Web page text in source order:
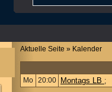
Aktuelle Seite » Kalender
Mo 20:00 Montags LB ;